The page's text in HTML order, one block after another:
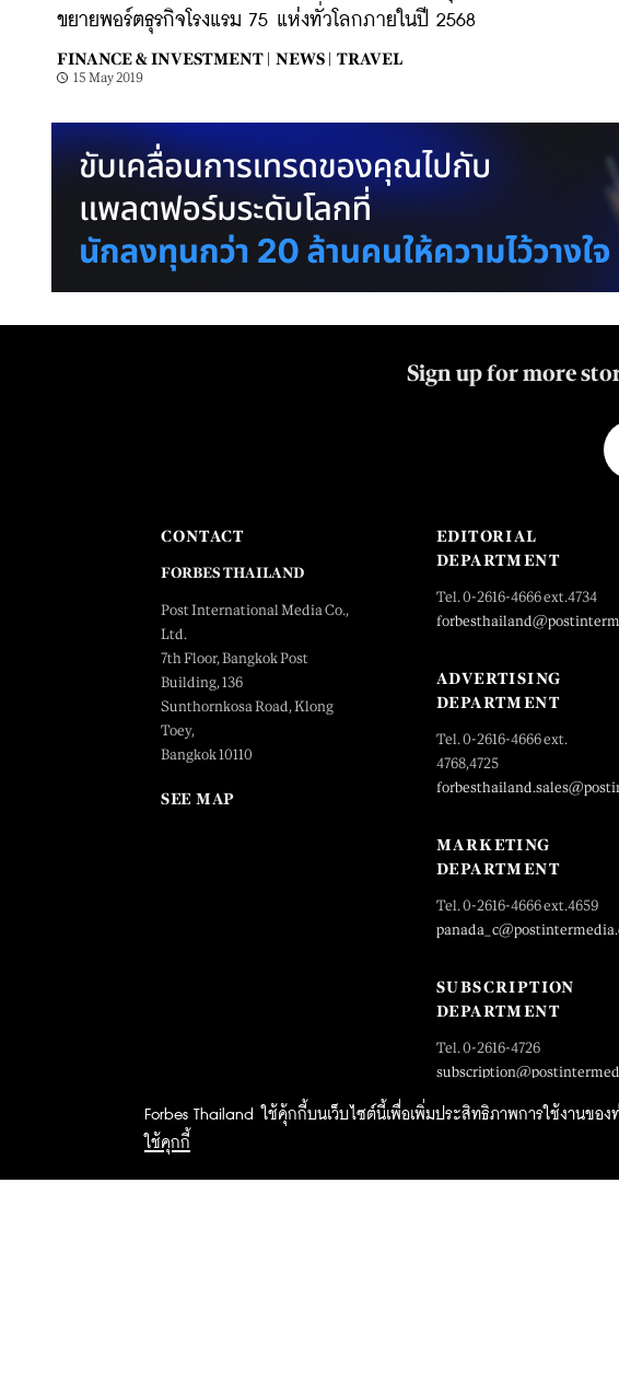
ขยายพอร์ตธุรกิจโรงแรม 75 แห่งทั่วโลกภายในปี 2568
FINANCE & INVESTMENT | NEWS | TRAVEL
15 May 2019
Forbes Thailand ใช้คุ้กกี้บนเว็บไซต์นี้เพื่อเพิ่มประสิทธิภาพการใช้งานขอ
ใช้คุกกี้
Sign up for more
CONTACT
FORBES THAILAND
Post International Media Co.,
Ltd.
7th Floor, Bangkok Post
Building, 136
Sunthornkosa Road, Klong
Toey,
Bangkok 10110
SEE MAP
EDITORIAL
DEPARTMENT
Tel. 0-2616-4666 ext.4734
ADVERTISING
DEPARTMENT
Tel. 0-2616-4666 ext.
4768,4725
MARKETING
DEPARTMENT
Tel. 0-2616-4666 ext.4659
SUBSCRIPTION
DEPARTMENT
Tel. 0-2616-4726